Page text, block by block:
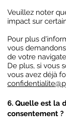
Veuillez noter
impact sur
Pour plus
vous
de votre
De plus, si vous
vous avez déjà
6. Quelle est la
consentement ?